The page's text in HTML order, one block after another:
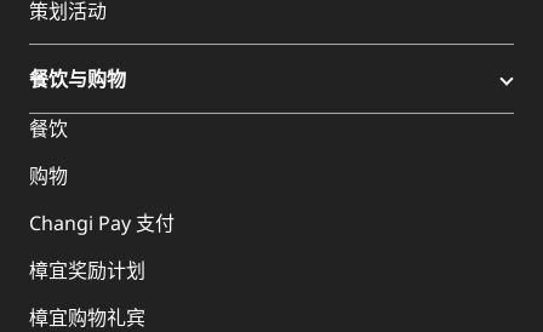
策划活动
餐饮与购物
餐饮
购物
Changi Pay 支付
樟宜奖励计划
樟宜购物礼宾